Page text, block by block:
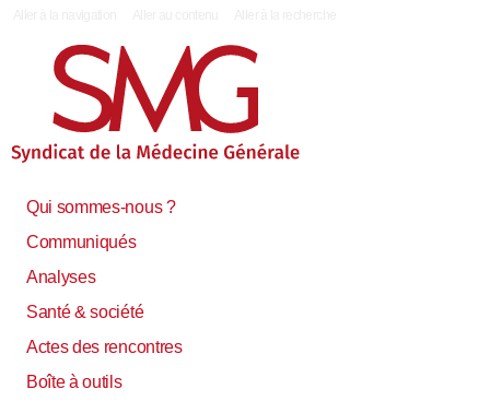
Qui sommes-nous ?
Communiqués
Analyses
Santé & société
Actes des rencontres
Boîte à outils